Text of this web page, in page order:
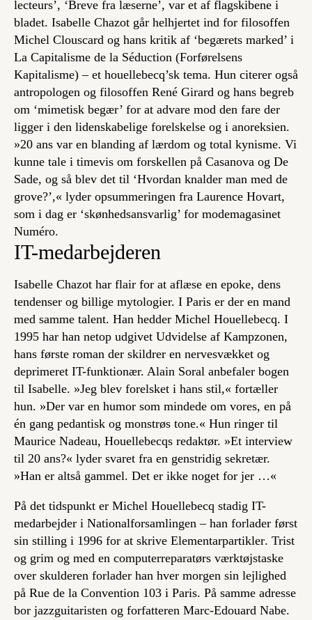
lecteurs’, ‘Breve fra læserne’, var et af flagskibene i
bladet. Isabelle Chazot går helhjertet ind for filosoffen
Michel Clouscard og hans kritik af ‘begærets marked’ i
La Capitalisme de la Séduction (Forførelsens
Kapitalisme) – et houellebecq’sk tema. Hun citerer også
antropologen og filosoffen René Girard og hans begreb
om ‘mimetisk begær’ for at advare mod den fare der
ligger i den lidenskabelige forelskelse og i anoreksien.
»20 ans var en blanding af lærdom og total kynisme. Vi
kunne tale i timevis om forskellen på Casanova og De
Sade, og så blev det til ‘Hvordan knalder man med de
grove?’,« lyder opsummeringen fra Laurence Hovart,
som i dag er ‘skønhedsansvarlig’ for modemagasinet
Numéro.
IT-medarbejderen
Isabelle Chazot har flair for at aflæse en epoke, dens
tendenser og billige mytologier. I Paris er der en mand
med samme talent. Han hedder Michel Houellebecq. I
1995 har han netop udgivet Udvidelse af Kampzonen,
hans første roman der skildrer en nervesvækket og
deprimeret IT-funktionær. Alain Soral anbefaler bogen
til Isabelle. »Jeg blev forelsket i hans stil,« fortæller
hun. »Der var en humor som mindede om vores, en på
én gang pedantisk og monstrøs tone.« Hun ringer til
Maurice Nadeau, Houellebecqs redaktør. »Et interview
til 20 ans?« lyder svaret fra en genstridig sekretær.
»Han er altså gammel. Det er ikke noget for jer …«
På det tidspunkt er Michel Houellebecq stadig IT-
medarbejder i Nationalforsamlingen – han forlader først
sin stilling i 1996 for at skrive Elementarpartikler. Trist
og grim og med en computerreparatørs værktøjstaske
over skulderen forlader han hver morgen sin lejlighed
på Rue de la Convention 103 i Paris. På samme adresse
bor jazzguitaristen og forfatteren Marc-Edouard Nabe.